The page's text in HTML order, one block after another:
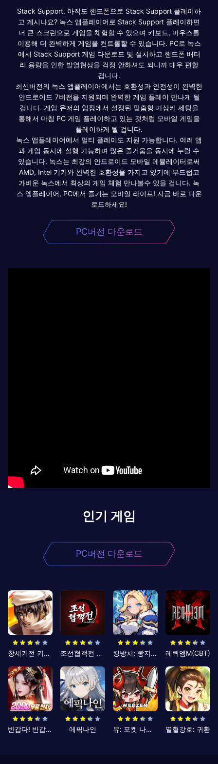
Stack Support, 아직도 핸드폰으로 Stack Support 플레이하
고 계시나요? 녹스 앱플레이어로 Stack Support 플레이하면
더 큰 스크린으로 게임을 체험할 수 있으며 키보드, 마우스를
이용해 더 완벽하게 게임을 컨트롤할 수 있습니다. PC로 녹스
에서 Stack Support 게임 다운로드 및 설치하고 핸드폰 배터
리 용량을 인한 발열현상을 걱정 안하셔도 되니까 매우 편할
겁니다.
최신버전의 녹스 앱플레이어에서는 호환성과 안전성이 완벽한
안드로이드 7버전을 지원되며 완벽한 게임 플레이 만나게 될
겁니다. 게임 유저의 입장에서 설정된 맞춤형 가상키 세팅을
통해서 마침 PC 게임 플레이하고 있는 것처럼 모바일 게임을
플레이하게 될 겁니다.
녹스 앱플레이어에서 멀티 플레이도 지원 가능합니다. 여러 앱
과 게임 동시에 실행 가능하며 많은 즐거움을 동시에 누릴 수
있습니다. 녹스는 최강의 안드로이드 모바일 에뮬레이터로써
AMD, Intel 기기와 완벽한 호환성을 가지고 있기에 부드럽고
가벼운 녹스에서 최상의 게임 체험 만나볼수 있을 겁니다. 녹
스 앱플레이어, PC에서 즐기는 모바일 라이프! 지금 바로 다운
로드하세요!
PC버전 다운로드
인기 게임
PC버전 다운로드
창세기전 키우기 조선협객전 클래식 킹방치: 빵지의 제왕 레퀴엠M(CBT)
반갑다! 반갑삼국지 에픽나인 뮤: 포켓 나이츠 열혈강호: 귀환